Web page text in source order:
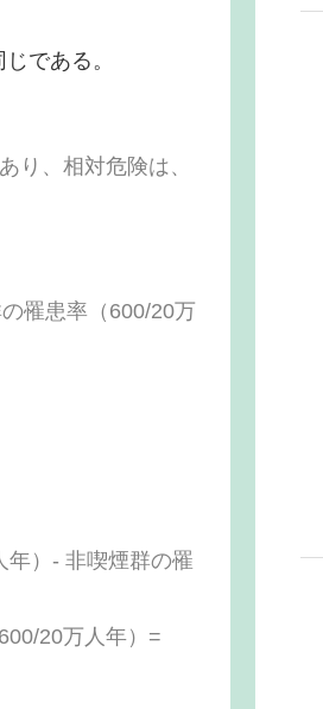
である。
り、相対危険は、
罹患率（600/20万
年）- 非喫煙群の罹
20万人年）=